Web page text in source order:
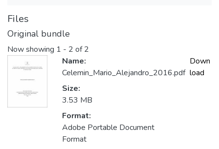
Files
Original bundle
Now showing 1 - 2 of 2
Name:
Celemin_Mario_Alejandro_2016.pdf
Size:
3.53 MB
Format:
Adobe Portable Document
Format
Down
load